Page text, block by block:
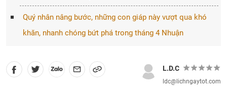
Quý nhân nâng bước, những con giáp này vượt qua khó
khăn, nhanh chóng bứt phá trong tháng 4 Nhuận
L.D.C
ldc@lichngaytot.com